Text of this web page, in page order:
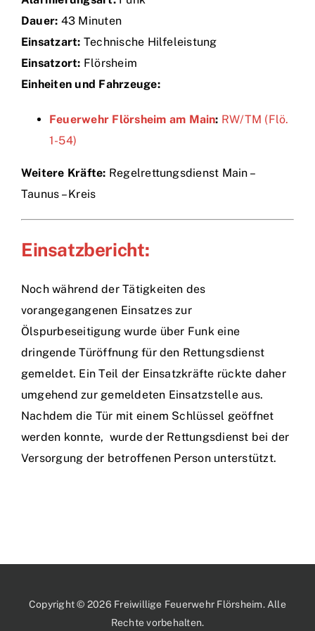
Dauer: 43 Minuten
Einsatzart: Technische Hilfeleistung
Einsatzort: Flörsheim
Einheiten und Fahrzeuge:
Feuerwehr Flörsheim am Main: RW/TM (Flö.
1-54)
Weitere Kräfte: Regelrettungsdienst Main –
Taunus – Kreis
Einsatzbericht:
Noch während der Tätigkeiten des
vorangegangenen Einsatzes zur
Ölspurbeseitigung wurde über Funk eine
dringende Türöffnung für den Rettungsdienst
gemeldet. Ein Teil der Einsatzkräfte rückte daher
umgehend zur gemeldeten Einsatzstelle aus.
Nachdem die Tür mit einem Schlüssel geöffnet
werden konnte, wurde der Rettungsdienst bei der
Versorgung der betroffenen Person unterstützt.
Copyright © 2026 Freiwillige Feuerwehr Flörsheim. Alle
Rechte vorbehalten.